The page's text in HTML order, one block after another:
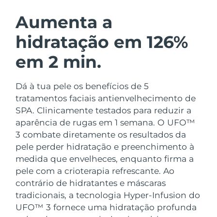
Aumenta a
hidratação em 126%
em 2 min.
Dá à tua pele os benefícios de 5
tratamentos faciais antienvelhecimento de
SPA. Clinicamente testados para reduzir a
aparência de rugas em 1 semana. O UFO™
3 combate diretamente os resultados da
pele perder hidratação e preenchimento à
medida que envelheces, enquanto firma a
pele com a crioterapia refrescante. Ao
contrário de hidratantes e máscaras
tradicionais, a tecnologia Hyper-Infusion do
UFO™ 3 fornece uma hidratação profunda
Limpeza facial
Anti-aging massage
LUNA™ 4 Plus
Massage, LED heating
LUNA™ 4 Men
For men, anti-aging massage
Microcurrent toning
BEAR™ 2 go
Microcurrent toning on-the-go
BEAR™ 2 eyes & lips
Microcurrent line smoothing device
Hidratação
UFO™ 3 kit
Deep facial hydration
UFO™ 3 LED
Near-infrared and red light therapy
device
Cuidado oral
issa™ 4
Hybrid silicone sonic toothbrush
issa™ 4 plus
Smart hybrid silicone sonic toothbrush
TRATAMENTO ANTIENVELHECIMENTO
FAQ™
Antienvelhecimento Tratamentos LED
Áustria
Barein Entrega prevista8/12/26
Bélgica
Bermudas Entrega prevista
Bósnia e
Herzegovina
Entrega prevista8/14/26
Brunei Entrega prevista8/16/26
Bulgária Entrega prevista 8/11/26
Canadá Entrega prevista
Chile Entrega prevista8/15/26